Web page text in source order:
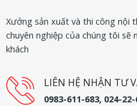
Xưởng sản xuất và thi công nội
chuyên nghiệp của chúng tôi sẽ
khách
LIÊN HỆ NHẬN TƯ
0983-611-683, 024-